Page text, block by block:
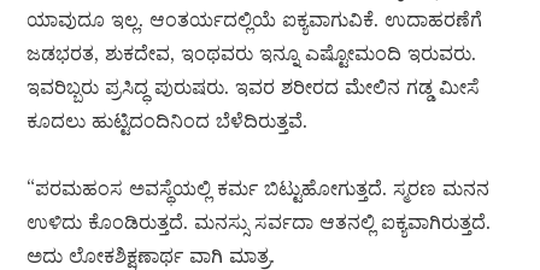
ಯಾವುದೂ ಇಲ್ಲ. ಆಂತರ್ಯದಲ್ಲಿಯೆ ಐಕ್ಯವಾಗುವಿಕೆ. ಉದಾಹರಣೆಗೆ
ಜಡಭರತ, ಶುಕದೇವ, ಇಂಥವರು ಇನ್ನೂ ಎಷ್ಟೋಮಂದಿ ಇರುವರು.
ಇವರಿಬ್ಬರು ಪ್ರಸಿದ್ಧ ಪುರುಷರು. ಇವರ ಶರೀರದ ಮೇಲಿನ ಗಡ್ಡ ಮೀಸೆ
ಕೂದಲು ಹುಟ್ಟಿದಂದಿನಿಂದ ಬೆಳೆದಿರುತ್ತವೆ.
“ಪರಮಹಂಸ ಅವಸ್ಥೆಯಲ್ಲಿ ಕರ್ಮ ಬಿಟ್ಟುಹೋಗುತ್ತದೆ. ಸ್ಮರಣ ಮನನ
ಉಳಿದು ಕೊಂಡಿರುತ್ತದೆ. ಮನಸ್ಸು ಸರ್ವದಾ ಆತನಲ್ಲಿ ಐಕ್ಯವಾಗಿರುತ್ತದೆ.
ಅದು ಲೋಕಶಿಕ್ಷಣಾರ್ಥ ವಾಗಿ ಮಾತ್ರ.